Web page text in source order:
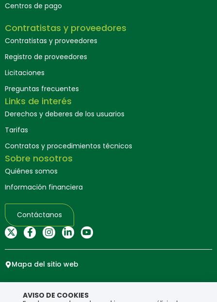
Centros de pago
Contratistas y proveedores
Contratistas y proveedores
Registro de proveedores
Licitaciones
Preguntas frecuentes
Links de interés
Derechos y deberes de los usuarios
Tarifas
Contratos y procedimientos técnicos
Sobre nosotros
Quiénes somos
Información financiera
Contáctanos
Mapa del sitio web
Copyright © Ensa. Todos los derechos reservados.
Política de privacidad
AVISO DE COOKIES